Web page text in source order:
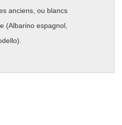
anciens, ou blancs
(Albarino espagnol,